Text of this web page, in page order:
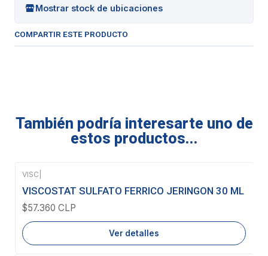
Mostrar stock de ubicaciones
COMPARTIR ESTE PRODUCTO
También podría interesarte uno de
estos productos...
Agotado
VISC
VISCOSTAT SULFATO FERRICO JERINGON 30 ML
$57.360 CLP
Ver detalles